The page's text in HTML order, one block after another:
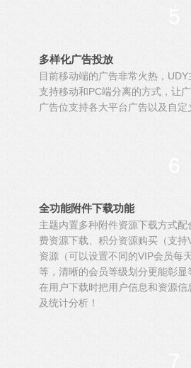
多样化广告投放
目前移动端的广告非常火热，
支持移动和PC端分离的方式，让
广告位支持各大平台广告以及自定
全功能附件下载功能
主题内置多种附件资源下载方式
费资源下载、积分资源购买（支
资源（可以设置不同的VIP会员每
等，清晰的会员等级划分更能彰
在用户下载时把用户信息和资源
及统计分析！